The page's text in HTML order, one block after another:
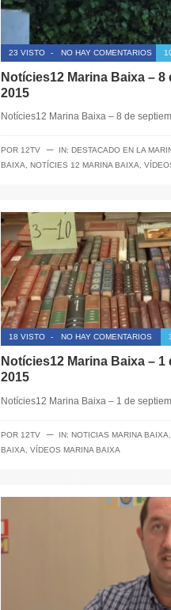
23 VISTO - NO HAY COMENTARIOS
Notícies12 Marina Baixa –
2015
Notícies12 Marina Baixa – 8 de
POR 12TV ─ IN: DESTACADO EN LA
BAIXA
NOTÍCIES 12 MARINA BAIXA
18 VISTO - NO HAY COMENTARIOS
Notícies12 Marina Baixa –
2015
Notícies12 Marina Baixa – 1 de
POR 12TV ─ IN: NOTICIAS MARINA BAIXA
BAIXA
VÍDEOS MARINA BAIXA